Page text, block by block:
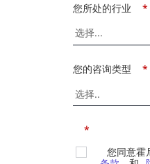
*
您所处的行业
*
您的咨询类型
*
您同意霍